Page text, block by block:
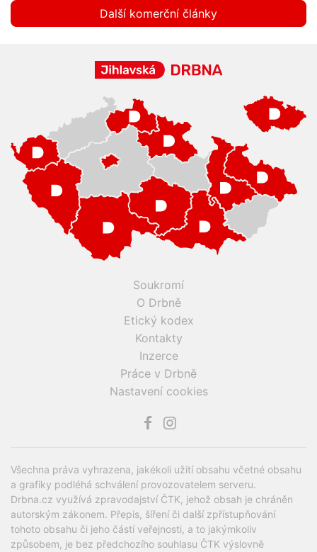
Další komerční články
Soukromí
O Drbně
Etický kodex
Kontakty
Inzerce
Práce v Drbně
Nastavení cookies
Všechna práva vyhrazena, jakékoli užití obsahu včetné obsahu
a grafiky podléhá schválení provozovatelem serveru.
Drbna.cz využívá zpravodajství ČTK, jehož obsah je chráněn
autorským zákonem. Přepis, šíření či další zpřístupňování
tohoto obsahu či jeho částí veřejnosti, a to jakýmkoliv
způsobem, je bez předchozího souhlasu ČTK výslovně